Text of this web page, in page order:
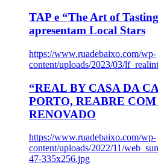
TAP e “The Art of
apresentam Local Stars
https://www.ruadebaixo.com/wp-
content/uploads/2023/03/
“REAL BY CASA DA
PORTO, REABRE
RENOVADO
https://www.ruadebaixo.com/wp-
content/uploads/2022/11/
47-335x256.jpg